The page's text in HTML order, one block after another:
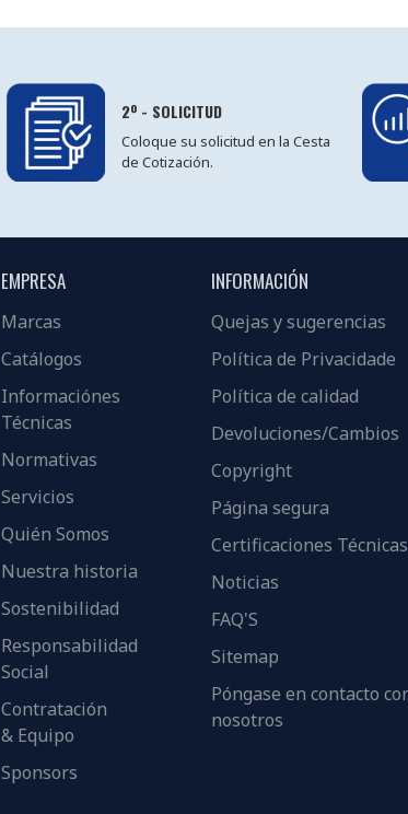
2º - SOLICITUD
Coloque su solicitud en la Cesta
de Cotización.
EMPRESA
Marcas
Catálogos
Informaciónes
Técnicas
Normativas
Servicios
Quién Somos
Nuestra historia
Sostenibilidad
Responsabilidad
Social
Contratación
& Equipo
Sponsors
INFORMACIÓN
Quejas y sugerencias
Política de Privacidade
Política de calidad
Devoluciones/Cambios
Copyright
Página segura
Certificaciones Técnicas
Noticias
FAQ'S
Sitemap
Póngase en contacto
nosotros